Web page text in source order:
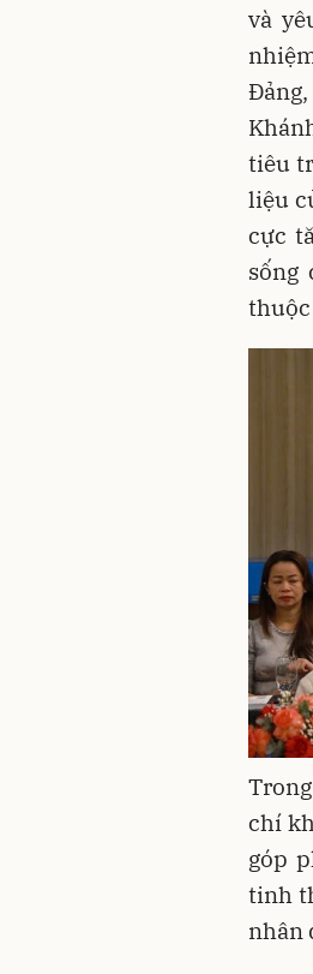
và
tiêu
liệu
cực
sống
chí
góp
tinh
nhân